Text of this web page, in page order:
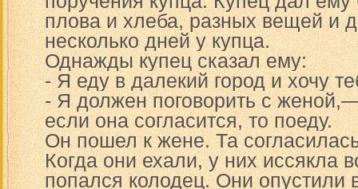
плова и хлеба, разных вещей и
несколько дней у купца.
Однажды купец сказал ему:
- Я еду в далекий город и хочу
- Я должен поговорить с
если она согласится, то поеду.
Он пошел к жене. Та
Когда они ехали, у них иссякла
попался колодец. Они опустили